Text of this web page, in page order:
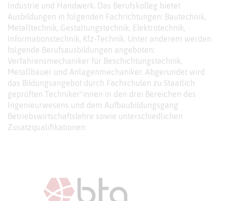
Industrie und Handwerk. Das Berufskolleg bietet
Ausbildungen in folgenden Fachrichtungen: Bautechnik,
Metalltechnik, Gestaltungstechnik, Elektrotechnik,
Informationstechnik, Kfz-Technik. Unter anderem werden
folgende Berufsausbildungen angeboten:
Verfahrensmechaniker für Beschichtungstechnik,
Metallbauer und Anlagenmechaniker. Abgerundet wird
das Bildungsangebot durch Fachschulen zu Staatlich
geprüften Techniker*innen in den drei Bereichen des
Ingenieurwesens und dem Aufbaubildungsgang
Betriebswirtschaftslehre sowie unterschiedlichen
Zusatzqualifikationen.